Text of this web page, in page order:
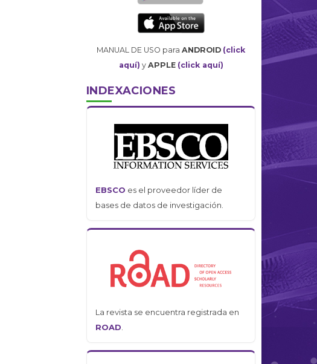
MANUAL DE USO para ANDROID (click
aquí) y APPLE (click aquí)
INDEXACIONES
EBSCO es el proveedor líder de
bases de datos de investigación.
La revista se encuentra registrada en
ROAD.